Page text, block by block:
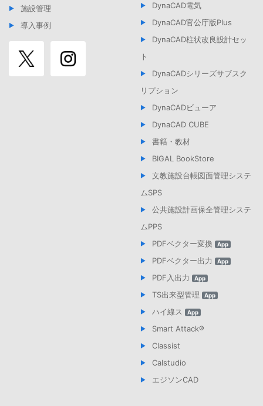
施設管理
導入事例
DynaCAD電気
DynaCAD官公庁版Plus
DynaCAD柱状改良設計セッ
ト
DynaCADシリーズサブスク
リプション
DynaCADビューア
DynaCAD CUBE
書籍・教材
BIGAL BookStore
文教施設台帳図面管理システ
ムSPS
公共施設計画保全管理システ
ムPPS
PDFベクター変換
App
PDFベクター出力 App
PDF入出力 App
TS出来型管理 App
ハイ線ス App
Smart Attack®︎
Classist
Calstudio
エジソンCAD